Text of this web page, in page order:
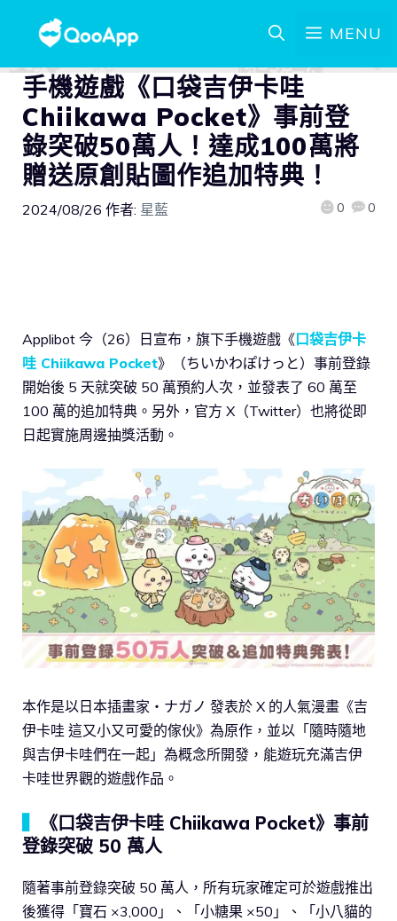
MENU
手機遊戲《口袋吉伊卡哇
Chiikawa Pocket》事前登
錄突破50萬人！達成100萬將
贈送原創貼圖作追加特典！
2024/08/26 作者: 星藍 0 0
Applibot 今（26）日宣布，旗下手機遊戲《口袋吉伊卡
哇 Chiikawa Pocket》（ちいかわぽけっと）事前登錄
開始後 5 天就突破 50 萬預約人次，並發表了 60 萬至
100 萬的追加特典。另外，官方 X（Twitter）也將從即
日起實施周邊抽獎活動。
本作是以日本插畫家・ナガノ 發表於 X 的人氣漫畫《吉
伊卡哇 這又小又可愛的傢伙》為原作，並以「隨時隨地
與吉伊卡哇們在一起」為概念所開發，能遊玩充滿吉伊
卡哇世界觀的遊戲作品。
《口袋吉伊卡哇 Chiikawa Pocket》事前
登錄突破 50 萬人
隨著事前登錄突破 50 萬人，所有玩家確定可於遊戲推出
後獲得「寶石 ×3,000」、「小糖果 ×50」、「小八貓的